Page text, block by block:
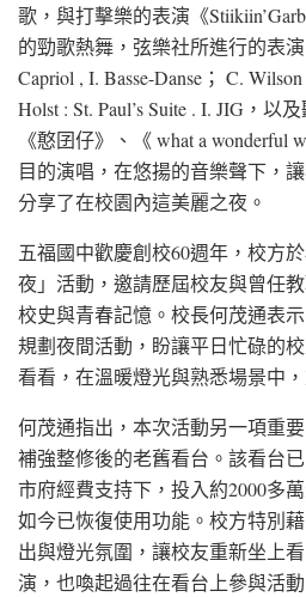
歌，與打擊樂的表演《
的勁歌熱舞，弦樂社所進行的表
Capriol , I. Basse-Danse； C.
Holst : St. Paul’s Suite . I. JIG，以
《憨囝仔》、《 what a wonderful
目的演唱，在悠揚的音樂聲下，
分享了在校園內這美麗之夜。
五福國中歡慶創校60週年，校方
夜」活動，邀請歷屆校友與曾任
校史與青春記憶。校長何茂通表
規劃夜間活動，盼讓平日忙碌的
看看，在溫暖燈光與熟悉場景中
何茂通指出，本次活動另一項重
補強整修後的老舊看台。該看台
市府經費支持下，投入約2000多
如今已恢復使用功能。校方特別
出與燈光氛圍，讓校友重新坐上
演，也喚起過往在看台上參與活